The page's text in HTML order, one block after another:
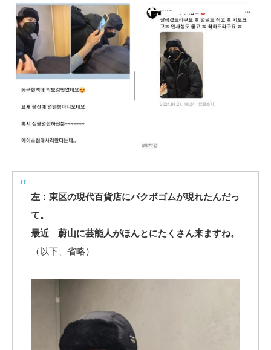
左：東区の現代百貨店にパクボゴムが現れたんだっ
て。
最近 蔚山に芸能人がほんとにたくさん来ますね。
（以下、省略）